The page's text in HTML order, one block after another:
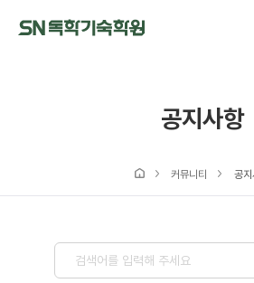
공지사항
커뮤니티 공